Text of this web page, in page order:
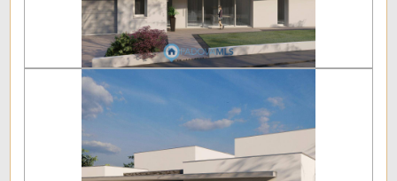
Aria Condizionata
Balcone/Terrazzo
Ascensore
Arredato